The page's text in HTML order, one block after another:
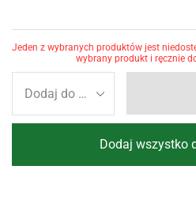
Jeden z wybranych produktów jest
wybrany produkt i ręcznie
Dodaj wszystko